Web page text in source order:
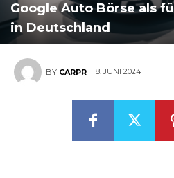
Google Auto Börse als
in Deutschland
BY CARPR 8. JUNI 2024